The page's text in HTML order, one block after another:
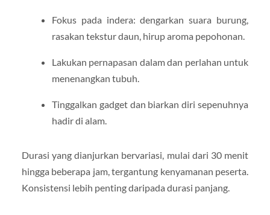
Fokus pada indera: dengarkan suara burung,
rasakan tekstur daun, hirup aroma pepohonan.
Lakukan pernapasan dalam dan perlahan untuk
menenangkan tubuh.
Tinggalkan gadget dan biarkan diri sepenuhnya
hadir di alam.
Durasi yang dianjurkan bervariasi, mulai dari 30 menit
hingga beberapa jam, tergantung kenyamanan peserta.
Konsistensi lebih penting daripada durasi panjang.